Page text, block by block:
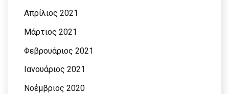
Απρίλιος 2021
Μάρτιος 2021
Φεβρουάριος 2021
Ιανουάριος 2021
Νοέμβριος 2020